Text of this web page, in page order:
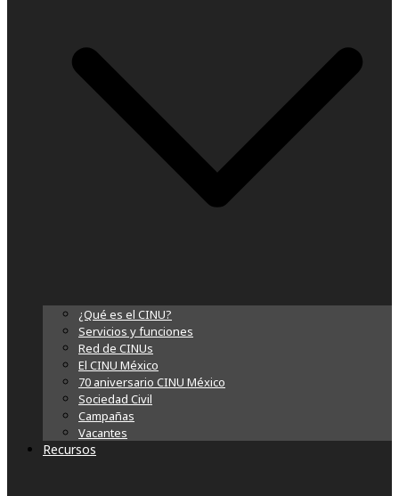
¿Qué es el CINU?
Servicios y funciones
Red de CINUs
El CINU México
70 aniversario CINU México
Sociedad Civil
Campañas
Vacantes
Recursos